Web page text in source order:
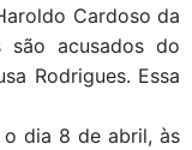
Cardoso da
são acusados do
Rodrigues. Essa
o dia 8 de abril, às